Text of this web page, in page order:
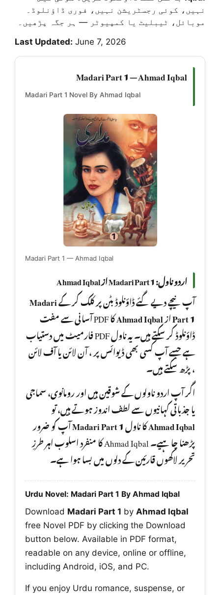
نہیں، کوئی رجسٹریشن نہیں، فوری ڈاؤنلوڈ۔
موبائل، ٹیبلیٹ یا کمپیوٹر — ہر جگہ پڑھیں۔
Last Updated: June 7, 2026
Madari Part 1 — Ahmad Iqbal
Madari Part 1 Novel By Ahmad Iqbal
Madari Part 1 — Ahmad Iqbal
اردو ناول: Madari Part 1 از Ahmad Iqbal
آپ نیچے دیے گئے ڈاؤنلوڈ بٹن پر کلک کر کےMadari
Part 1ازAhmad Iqbal
کا PDF آسانی سے مفت
ڈاؤنلوڈ کر سکتے ہیں۔ یہ ناول PDF فارمیٹ میں دستیاب
ہے جسے آپ کسی بھی ڈیوائس پر ، آن لائن یا آف لائن
، پڑھ سکتے ہیں۔
اگر آپ اردو ناولوں کے شوقین ہیں اور رومانوی، سماجی
یا جذباتی کہانیوں سے لطف اندوز ہوتے ہیں، تو
Ahmad Iqbalکا ناولMadari Part 1آپ کو ضرور
پڑھنا چا ہیے۔ Ahmad Iqbal کا منفرد اسلوب اہر طرزِ
تحریر لاکھوں قارئین کے دلوں میں بسا ہوا ہے۔
Urdu Novel: Madari Part 1 By Ahmad Iqbal
Download Madari Part 1 by Ahmad Iqbal
free Novel PDF by clicking the Download
button below. Available in PDF format,
readable on any device, online or offline,
including Android, iOS, and PC.
If you enjoy Urdu romance, suspense, or